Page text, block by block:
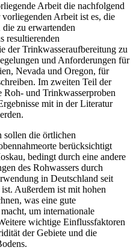
Arbeit die nachfolgend
Arbeit ist es, die
zu erwartenden
resultierenden
der Trinkwasseraufbereitung zu
und Anforderungen für
Nevada und Oregon, für
Im zweiten Teil der
und Trinkwasserproben
mit in der Literatur
sollen die örtlichen
berücksichtigt
bedingt durch eine andere
des Rohwassers durch
in Deutschland seit
Außerdem ist mit hohen
was eine gute
um internationale
wichtige Einflussfaktoren
der Gebiete und die